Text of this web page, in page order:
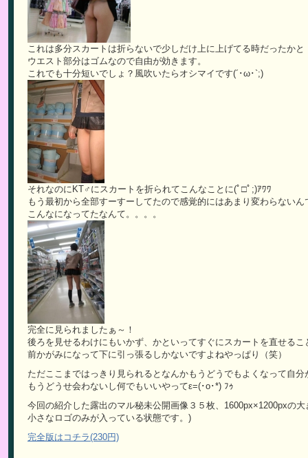
これは多分スカートは折らないで少しだけ上に上げてる時だったかと
ウエスト部分はゴムなので自由が効きます。
これでも十分短いでしょ？風吹いたらオシマイです(´･ω･`;)
それなのにKT♂にスカートを折られてこんなことに(ﾟ□ﾟ;)ｱﾜﾜ
もう最初から全部すーすーしてたので感覚的にはあまり変わらないん
こんなになってたなんて。。。。
完全に見られましたぁ～！
後ろを見せるわけにもいかず、かといってすぐにスカートを直せるこ
前かがみになって下に引っ張るしかないですよねやっぱり（笑）
ただここまではっきり見られるとなんかもうどうでもよくなって自
もうどうせ会わないし何でもいいやってε=(･o･*) ﾌｩ
今回の紹介した露出のマル秘未公開画像３５枚、1600px×1200pxの
小さなロゴのみが入っている状態です。)
完全版はコチラ(230円)